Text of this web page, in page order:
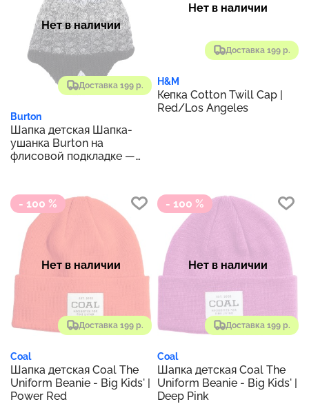
Доставка 199 р.
Нет в наличии
Burton
Шапка детская Шапка-
ушанка Burton на
флисовой подкладке —
Доставка 199 р.
Нет в наличии
H&M
Кепка Cotton Twill Cap |
Red/Los Angeles
- 100 %
Доставка 199 р.
Нет в наличии
Coal
Шапка детская Coal The
Uniform Beanie - Big Kids' |
Power Red
- 100 %
Доставка 199 р.
Нет в наличии
Coal
Шапка детская Coal The
Uniform Beanie - Big Kids' |
Deep Pink